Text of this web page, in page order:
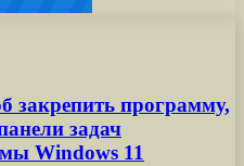
закрепить программу,
задач
Windows 11